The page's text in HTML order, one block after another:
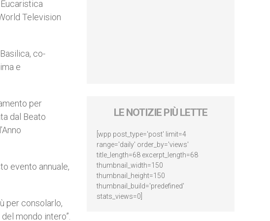
Television
co-
e
per
dal Beato
evento annuale,
per consolarlo,
mondo intero”.
LE NOTIZIE PIÙ LETTE
[wpp post_type='post' limit=4
range='daily' order_by='views'
title_length=68 excerpt_length=68
thumbnail_width=150
thumbnail_height=150
thumbnail_build='predefined'
stats_views=0]